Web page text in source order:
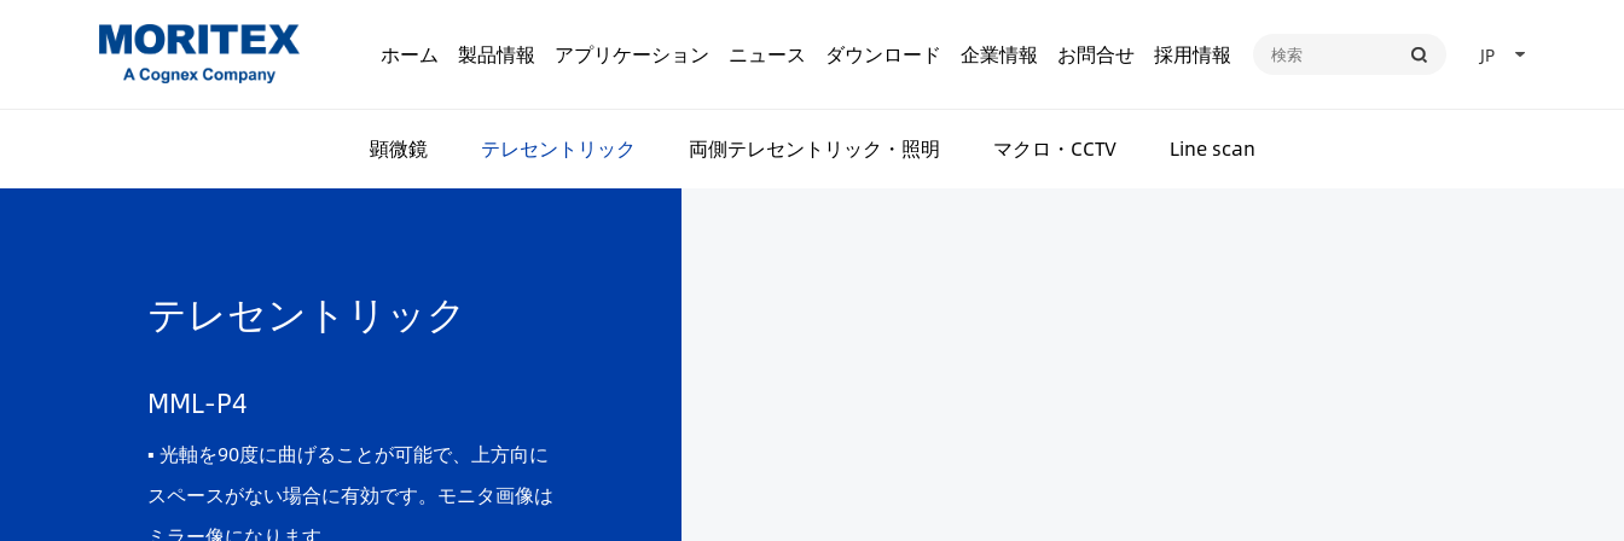
JP
ホーム 製品情報 アプリケーション ニュース ダウンロード 企業情報 お問合せ 採用情報
顕微鏡 テレセントリック 両側テレセントリック・照明 マクロ・CCTV Line scan
テレセントリック
MML-P4
▪ 光軸を90度に曲げることが可能で、上方向に
スペースがない場合に有効です。モニタ画像は